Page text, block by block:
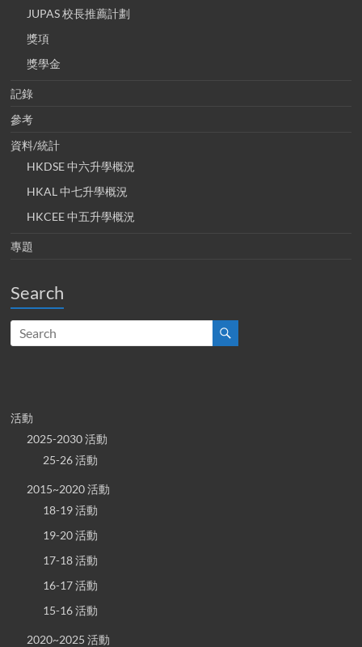
JUPAS 校長推薦計劃
獎項
獎學金
記錄
參考
資料/統計
HKDSE 中六升學概況
HKAL 中七升學概況
HKCEE 中五升學概況
專題
Search
活動
2025-2030 活動
25-26 活動
2015~2020 活動
18-19 活動
19-20 活動
17-18 活動
16-17 活動
15-16 活動
2020~2025 活動